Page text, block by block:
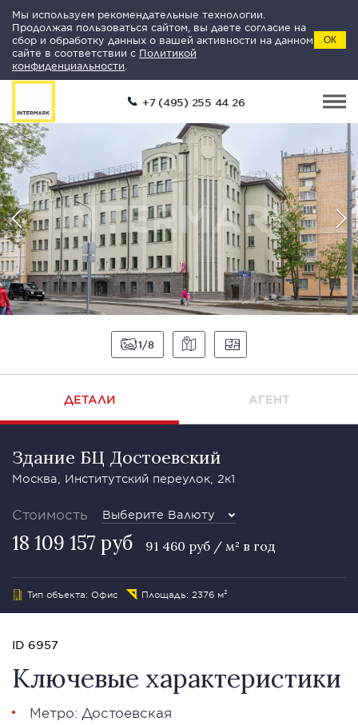
Мы используем рекомендательные технологии.
Продолжая пользоваться сайтом, вы даете согласие на
сбор и обработку данных о вашей активности на данном
сайте в соответствии с Политикой
конфиденциальности
ОК
+7 (495) 255 44 26
1 8
ДЕТАЛИ АГЕНТ
Здание БЦ Достоевский
Москва, Институтский переулок, 2к1
Стоимость Выберите Валюту
18 109 157 руб 91 460 руб / м² в год
Тип объекта: Офис Площадь: 2376 м²
ID 6957
Ключевые характеристики
Метро: Достоевская